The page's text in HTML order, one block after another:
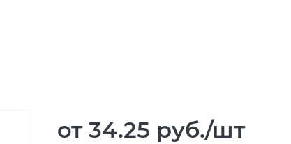
от 34.25 руб./шт